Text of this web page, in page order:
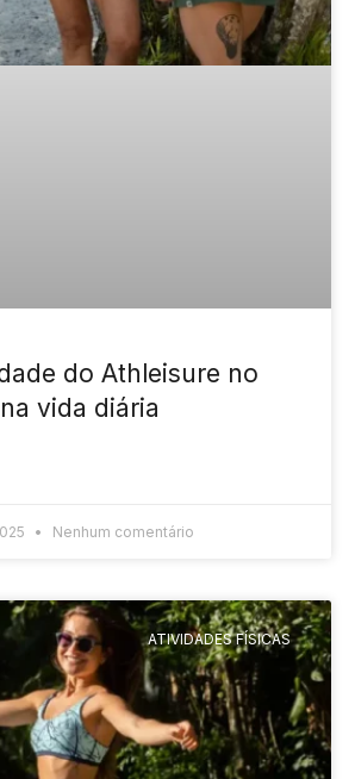
do Athleisure no
vida diária
Nenhum comentário
ATIVIDADES FÍSICAS